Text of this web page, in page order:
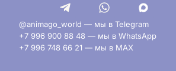
@animago_world — мы в Telegram
+7 996 900 88 48 — мы в WhatsApp
+7 996 748 66 21 — мы в MAX